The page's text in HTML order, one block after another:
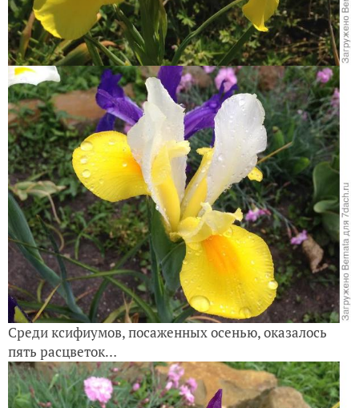
Среди ксифиумов, посаженных осенью, оказалось
пять расцветок…